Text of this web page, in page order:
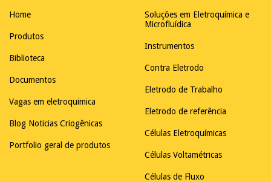
Home
Produtos
Biblioteca
Documentos
Vagas em eletroquimica
Blog Noticias Criogênicas
Portfolio geral de produtos
Soluções em Eletroquímica e
Microfluídica
Instrumentos
Contra Eletrodo
Eletrodo de Trabalho
Eletrodo de referência
Células Eletroquímicas
Células Voltamétricas
Células de Fluxo